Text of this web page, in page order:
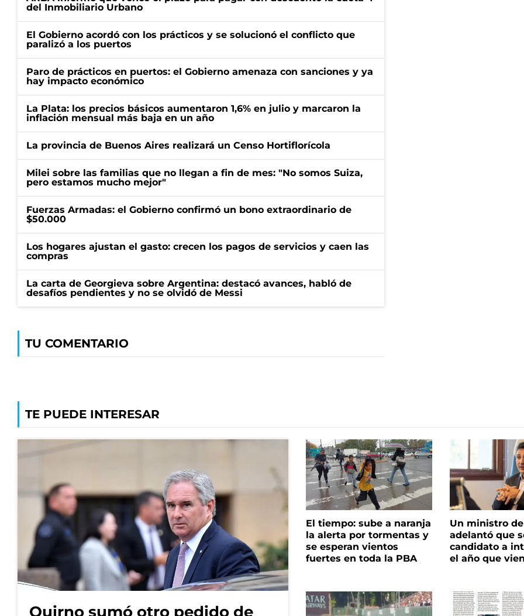
del Inmobiliario Urbano
El Gobierno acordó con los prácticos y se solucionó el conflicto que
paralizó a los puertos
Paro de prácticos en puertos: el Gobierno amenaza con sanciones y ya
hay impacto económico
La Plata: los precios básicos aumentaron 1,6% en julio y marcaron la
inflación mensual más baja en un año
La provincia de Buenos Aires realizará un Censo Hortiflorícola
Milei sobre las familias que no llegan a fin de mes: "No somos Suiza,
pero estamos mucho mejor"
Fuerzas Armadas: el Gobierno confirmó un bono extraordinario de
$50.000
Los hogares ajustan el gasto: crecen los pagos de servicios y caen las
compras
La carta de Georgieva sobre Argentina: destacó avances, habló de
desafíos pendientes y no se olvidó de Messi
TU COMENTARIO
TE PUEDE INTERESAR
Quirno sumó otro pedido de
El tiempo: sube a naranja
la alerta por tormentas y
se esperan vientos
fuertes en toda la PBA
Un ministro
adelantó que
candidato a
el año que